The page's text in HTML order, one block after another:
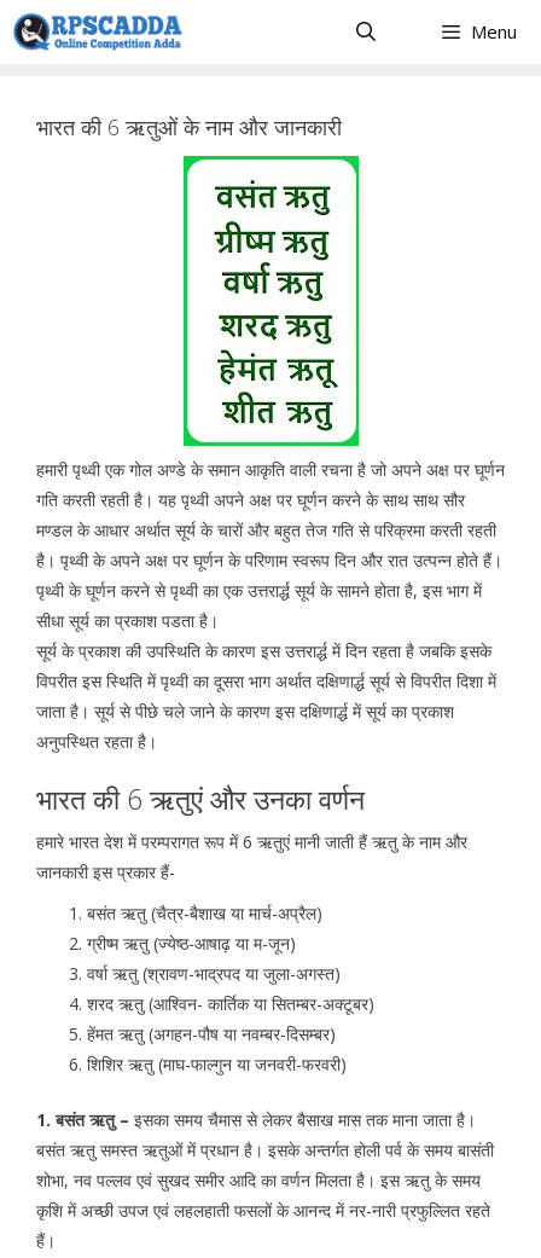
Skip
to
Menu
भारत की 6 ऋतुओं के नाम और जानकारी
हमारी पृथ्वी एक गोल अण्डे के समान आकृति वाली रचना है जो अपने अक्ष पर घूर्णन
गति करती रहती है। यह पृथ्वी अपने अक्ष पर घूर्णन करने के साथ साथ सौर
मण्डल के आधार अर्थात सूर्य के चारों और बहुत तेज गति से परिक्रमा करती रहती
है। पृथ्वी के अपने अक्ष पर घूर्णन के परिणाम स्वरूप दिन और रात उत्पन्न होते हैं।
पृथ्वी के घूर्णन करने से पृथ्वी का एक उत्तरार्द्ध सूर्य के सामने होता है, इस भाग में
सीधा सूर्य का प्रकाश पडता है।
सूर्य के प्रकाश की उपस्थिति के कारण इस उत्तरार्द्ध में दिन रहता है जबकि इसके
विपरीत इस स्थिति में पृथ्वी का दूसरा भाग अर्थात दक्षिणार्द्ध सूर्य से विपरीत दिशा में
जाता है। सूर्य से पीछे चले जाने के कारण इस दक्षिणार्द्ध में सूर्य का प्रकाश
अनुपस्थित रहता है।
भारत की 6 ऋतुएं और उनका वर्णन
हमारे भारत देश में परम्परागत रूप में 6 ऋतुएं मानी जाती हैं ऋतु के नाम और
जानकारी इस प्रकार हैं-
बसंत ऋतु (चैत्र-बैशाख या मार्च-अप्रैल)
ग्रीष्म ऋतु (ज्येष्ठ-आषाढ़ या म-जून)
वर्षा ऋतु (श्रावण-भाद्रपद या जुला-अगस्त)
शरद ऋतु (आश्विन- कार्तिक या सितम्बर-अक्टूबर)
हेंमत ऋतु (अगहन-पौष या नवम्बर-दिसम्बर)
शिशिर ऋतु (माघ-फाल्गुन या जनवरी-फरवरी)
1. बसंत ऋतु – इसका समय चैमास से लेकर बैसाख मास तक माना जाता है।
बसंत ऋतु समस्त ऋतुओं में प्रधान है। इसके अन्तर्गत होली पर्व के समय बासंती
शोभा, नव पल्लव एवं सुखद समीर आदि का वर्णन मिलता है। इस ऋतु के समय
कृशि में अच्छी उपज एवं लहलहाती फसलों के आनन्द में नर-नारी प्रफुल्लित रहते
हैं।